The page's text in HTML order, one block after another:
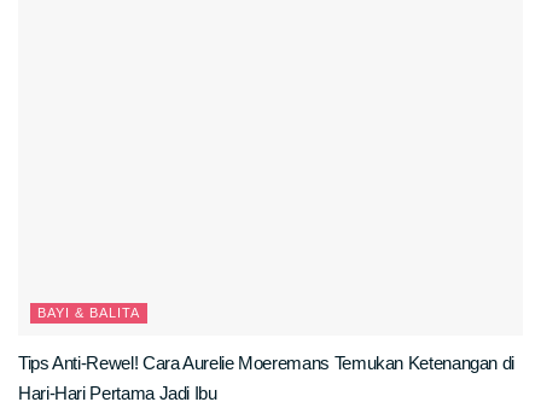
BAYI & BALITA
Tips Anti-Rewel! Cara Aurelie Moeremans Temukan Ketenangan di
Hari-Hari Pertama Jadi Ibu